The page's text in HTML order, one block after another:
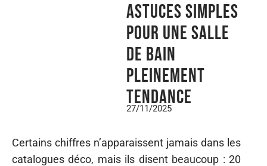
Astuces simples
pour une salle
de bain
pleinement
tendance
27/11/2025
Certains chiffres n’apparaissent jamais dans les
catalogues déco, mais ils disent beaucoup : 20